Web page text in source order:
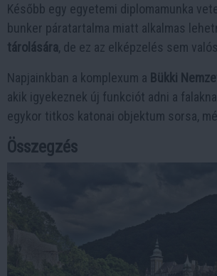
Később egy egyetemi diplomamunka
bunker páratartalma miatt alkalmas
tárolására, de ez az elképzelés sem
Napjainkban a komplexum a Bükki
akik igyekeznek új funkciót adni a
egykor titkos katonai objektum sorsa,
Összegzés